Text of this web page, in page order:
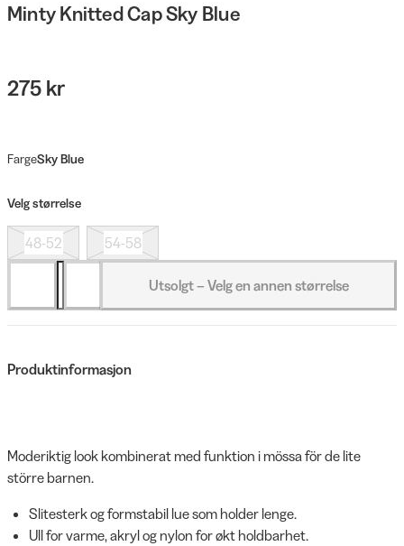
Minty Knitted Cap Sky Blue
275 kr
FargeSky Blue
Velg størrelse
48-52 54-58
Utsolgt – Velg en annen størrelse
Produktinformasjon
Moderiktig look kombinerat med funktion i mössa för de lite
större barnen.
Slitesterk og formstabil lue som holder lenge.
Ull for varme, akryl og nylon for økt holdbarhet.